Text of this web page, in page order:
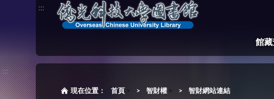
:::
館
:::
首頁 > 智財權 > 智財網站連結